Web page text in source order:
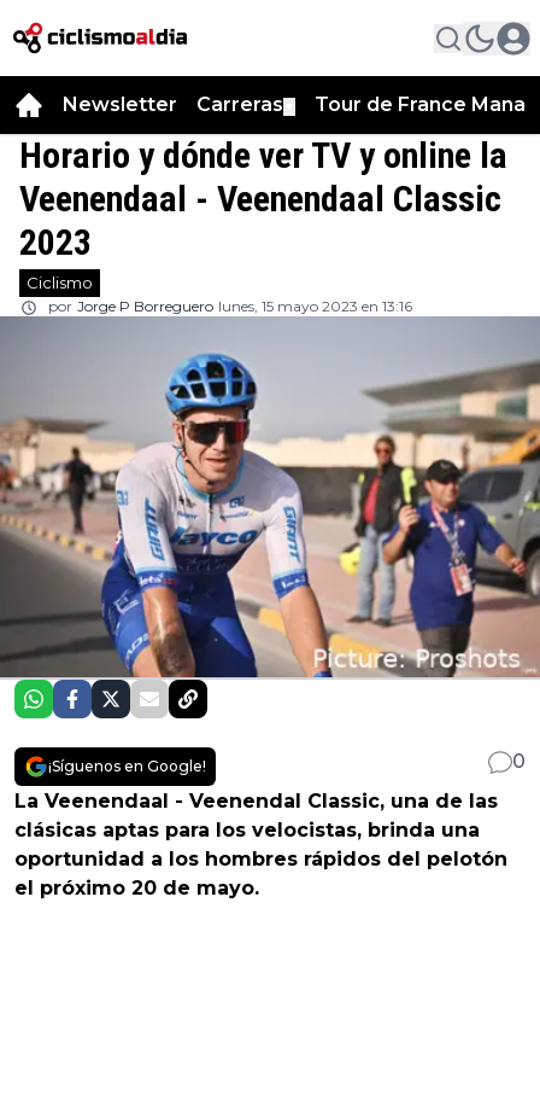
Newsletter Carreras Tour de France
Horario y dónde ver TV y online la
Veenendaal - Veenendaal Classic
2023
Ciclismo
por Jorge P Borreguero lunes, 15 mayo 2023 en 13:16
¡Síguenos en Google!
0
La Veenendaal - Veenendal Classic, una de las
clásicas aptas para los velocistas, brinda una
oportunidad a los hombres rápidos del pelotón
el próximo 20 de mayo.